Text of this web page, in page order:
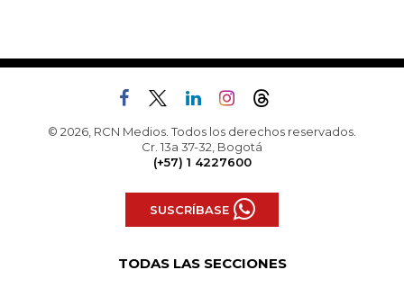
© 2026, RCN Medios. Todos los derechos reservados.
Cr. 13a 37-32, Bogotá
(+57) 1 4227600
SUSCRÍBASE
TODAS LAS SECCIONES